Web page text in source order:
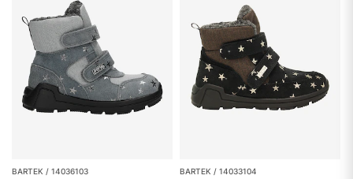
BARTEK / 14036103 BARTEK / 14033104